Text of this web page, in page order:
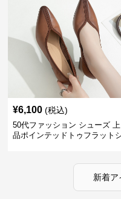
¥6,100 (税込)
50代ファッション シューズ 上
品ポインテッドトゥフラット
新着ア